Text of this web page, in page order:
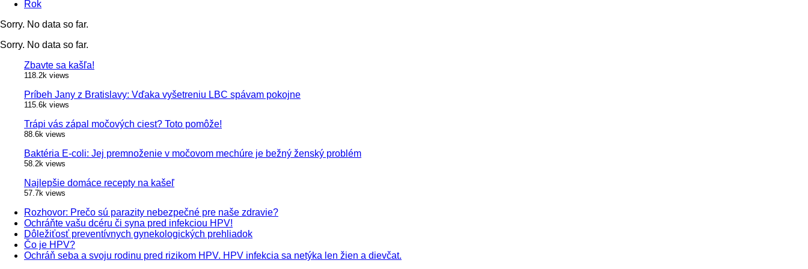
Rok
Sorry. No data so far.
Sorry. No data so far.
Zbavte sa kašľa!
118.2k views
Príbeh Jany z Bratislavy: Vďaka vyšetreniu LBC spávam pokojne
115.6k views
Trápi vás zápal močových ciest? Toto pomôže!
88.6k views
Baktéria E-coli: Jej premnoženie v močovom mechúre je bežný ženský problém
58.2k views
Najlepšie domáce recepty na kašeľ
57.7k views
Rozhovor: Prečo sú parazity nebezpečné pre naše zdravie?
Ochráňte vašu dcéru či syna pred infekciou HPV!
Dôležiťosť preventívnych gynekologických prehliadok
Čo je HPV?
Ochráň seba a svoju rodinu pred rizikom HPV. HPV infekcia sa netýka len žien a dievčat.